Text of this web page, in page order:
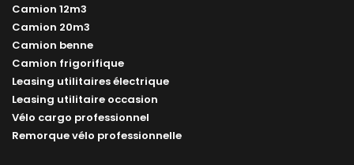
Camion 12m3
Camion 20m3
Camion benne
Camion frigorifique
Leasing utilitaires électrique
Leasing utilitaire occasion
Vélo cargo professionnel
Remorque vélo professionnelle